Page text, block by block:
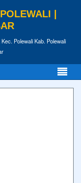
|
Polewali Kab. Polewali